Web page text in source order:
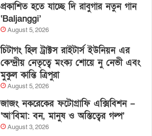
প্রকাশিত হতে যাচ্ছে দি রাবুগার নতুন গান
‘Baljanggi’
August 5, 2026
চিটাগং হিল ট্রাক্টস রাইটার্স ইউনিয়ন এর
কেন্দ্রীয় নেতৃত্বে মংক্য শোয়ে নু নেভী এবং
মুকুল কান্তি ত্রিপুরা
August 5, 2026
জাজং নকরেকের ফটোগ্রাফি এক্সিবিশন –
‘আ’বিমা: বন, মানুষ ও অস্তিত্বের গল্প’
August 3, 2026